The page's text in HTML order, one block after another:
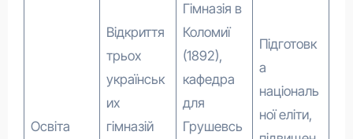
Освіта
Відкриття
трьох
українськ
их
гімназій
Гімназія в
Коломиї
(1892),
кафедра
для
Грушевсь
Підготовк
а
національ
ної еліти,